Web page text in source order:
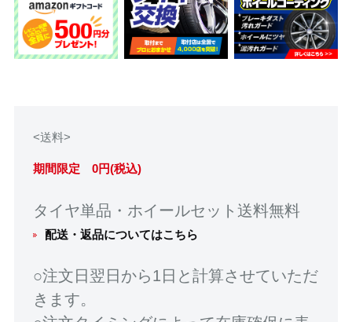
<送料>
期間限定 0円(税込)
タイヤ単品・ホイールセット送料無料
配送・返品についてはこちら
○注文日翌日から1日と計算させていただ
きます。